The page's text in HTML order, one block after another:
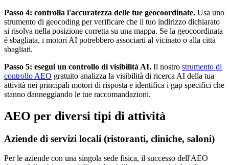
Passo 4: controlla l'accuratezza delle tue geocoordinate. Usa uno
strumento di geocoding per verificare che il tuo indirizzo dichiarato
si risolva nella posizione corretta su una mappa. Se la geocoordinata
è sbagliata, i motori AI potrebbero associarti al vicinato o alla città
sbagliati.
Passo 5: esegui un controllo di visibilità AI. Il nostro strumento di
controllo AEO gratuito analizza la visibilità di ricerca AI della tua
attività nei principali motori di risposta e identifica i gap specifici che
stanno danneggiando le tue raccomandazioni.
AEO per diversi tipi di attività
Aziende di servizi locali (ristoranti, cliniche, saloni)
Per le aziende con una singola sede fisica, il successo dell'AEO